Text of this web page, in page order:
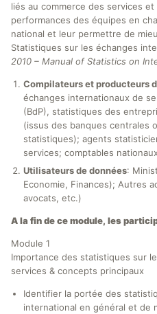
liés au commerce des services
performances des équipes en
national et leur permettre de
Statistiques sur les échanges
2010 – Manual of Statistics on
Compilateurs et producteurs
échanges internationaux de
(BdP), statistiques des
(issus des banques centrales
statistiques); agents
services; comptables
Utilisateurs de données:
Economie, Finances); Autres
avocats, etc.)
A la fin de ce module, les
Module 1
Importance des statistiques sur
services & concepts principaux
Identifier la portée des
international en général et de